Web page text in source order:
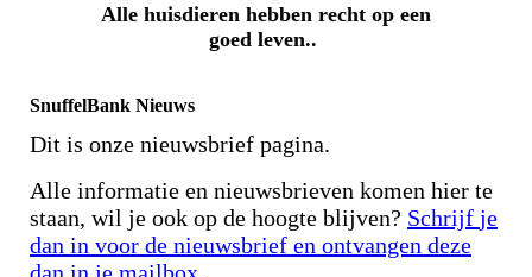
Alle huisdieren hebben recht op een
goed leven..
SnuffelBank Nieuws
Dit is onze nieuwsbrief pagina.
Alle informatie en nieuwsbrieven komen hier te
staan, wil je ook op de hoogte blijven? Schrijf je
dan in voor de nieuwsbrief en ontvangen deze